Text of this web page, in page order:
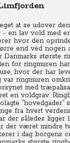
at se udover den
- en lav vold med
hvor den
end ved nogen
største
for ringmuren
hvor der har
var ringmuren
med
en voldgrav.
”hovedgader”
fra hvert
der således ligger
der været mindre
i dag borgens